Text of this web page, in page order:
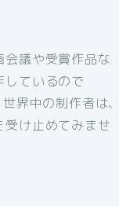
議や受賞作品な
ているので
界中の制作者は、
け止めてみませ